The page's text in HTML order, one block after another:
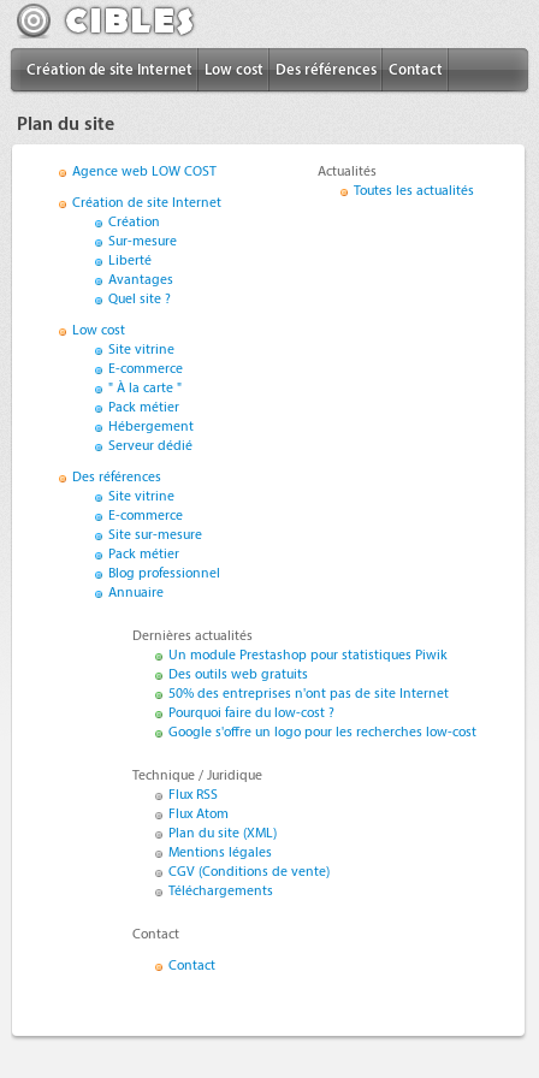
Création de site Internet Low cost Des références Contact
Plan du site
Agence web LOW COST
Création de site Internet
Création
Sur-mesure
Liberté
Avantages
Quel site ?
Low cost
Site vitrine
E-commerce
" À la carte "
Pack métier
Hébergement
Serveur dédié
Des références
Site vitrine
E-commerce
Site sur-mesure
Pack métier
Blog professionnel
Annuaire
Actualités
Toutes les actualités
Dernières actualités
Un module Prestashop pour statistiques Piwik
Des outils web gratuits
50% des entreprises n'ont pas de site Internet
Pourquoi faire du low-cost ?
Google s'offre un logo pour les recherches low-cost
Technique / Juridique
Flux RSS
Flux Atom
Plan du site (XML)
Mentions légales
CGV (Conditions de vente)
Téléchargements
Contact
Contact